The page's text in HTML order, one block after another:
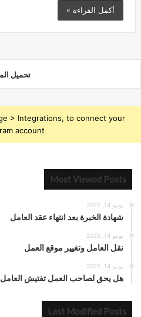
أكمل القراءة »
تحميل
> Integrations, to connect your
account.
Most Viewed Posts
يونيو 14, 2025
شهادة الخبرة بعد انتهاء عقد العامل
يونيو 14, 2025
نقل العامل وتغيير موقع العمل
يونيو 14, 2025
هل يحق لصاحب العمل تفتيش العامل
Last Modified Posts